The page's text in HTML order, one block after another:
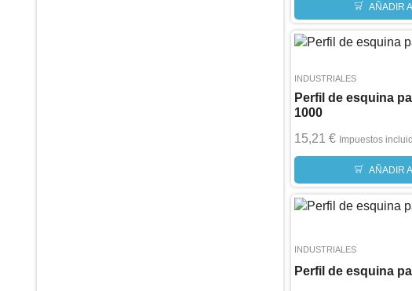
AÑADIR
INDUSTRIALES
Perfil de esquina
1000
15,21 € Impuestos
AÑADIR
INDUSTRIALES
Perfil de esquina